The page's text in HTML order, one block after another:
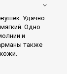
Удачно
Одно
и
также